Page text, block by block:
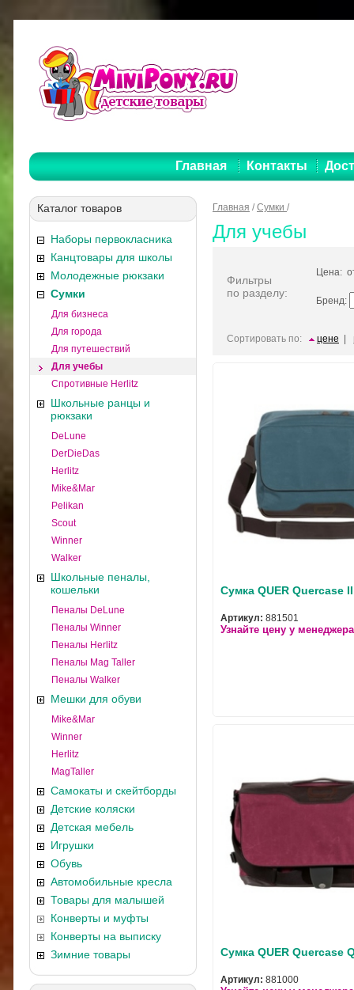
Главная Контакты
Каталог товаров
Наборы первокласника
Канцтовары для школы
Молодежные рюкзаки
Сумки
Для бизнеса
Для города
Для путешествий
Для учебы
Спротивные Herlitz
Школьные ранцы и
рюкзаки
DeLune
DerDieDas
Herlitz
Mike&Mar
Pelikan
Scout
Winner
Walker
Школьные пеналы,
кошельки
Пеналы DeLune
Пеналы Winner
Пеналы Herlitz
Пеналы Mag Taller
Пеналы Walker
Мешки для обуви
Mike&Mar
Winner
Herlitz
MagTaller
Самокаты и скейтборды
Детские коляски
Детская мебель
Игрушки
Обувь
Автомобильные кресла
Товары для малышей
Конверты и муфты
Конверты на выписку
Зимние товары
Главная /Сумки /
Для учебы
Фильтры
по разделу:
Цена:
Бренд:
Сортировать по: цене
Сумка QUER Quercase
Артикул: 881501
Узнайте цену у менеджера
Сумка QUER Quercase
Артикул: 881000